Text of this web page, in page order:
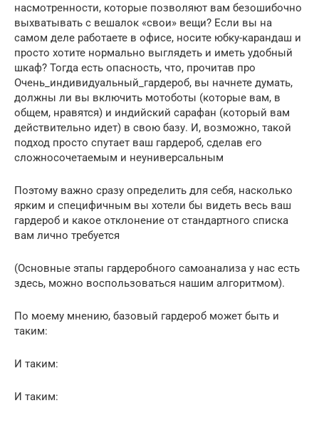
насмотренности, которые позволяют вам безошибочно
выхватывать с вешалок «свои» вещи? Если вы на
самом деле работаете в офисе, носите юбку-карандаш и
просто хотите нормально выглядеть и иметь удобный
шкаф? Тогда есть опасность, что, прочитав про
Очень_индивидуальный_гардероб, вы начнете думать,
должны ли вы включить мотоботы (которые вам, в
общем, нравятся) и индийский сарафан (который вам
действительно идет) в свою базу. И, возможно, такой
подход просто спутает ваш гардероб, сделав его
сложносочетаемым и неуниверсальным
Поэтому важно сразу определить для себя, насколько
ярким и специфичным вы хотели бы видеть весь ваш
гардероб и какое отклонение от стандартного списка
вам лично требуется
(Основные этапы гардеробного самоанализа у нас есть
здесь, можно воспользоваться нашим алгоритмом).
По моему мнению, базовый гардероб может быть и
таким:
И таким:
И таким: